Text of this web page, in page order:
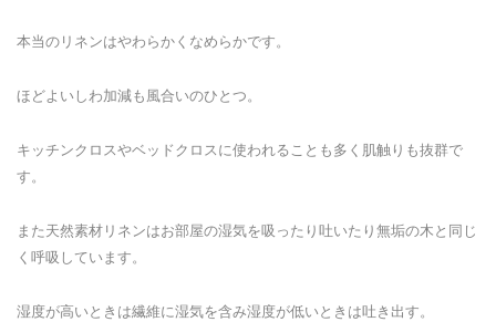
本当のリネンはやわらかくなめらかです。
ほどよいしわ加減も風合いのひとつ。
キッチンクロスやベッドクロスに使われることも多く肌触りも抜群で
す。
また天然素材リネンはお部屋の湿気を吸ったり吐いたり無垢の木と同じ
く呼吸しています。
湿度が高いときは繊維に湿気を含み湿度が低いときは吐き出す。